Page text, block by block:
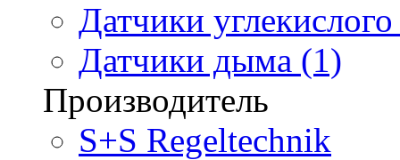
Датчики
Датчики дыма (1)
Производитель
S+S Regeltechnik